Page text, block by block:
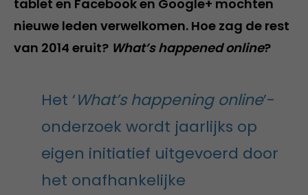
tablet en Facebook en Google+ mochten
nieuwe leden verwelkomen. Hoe zag de rest
van 2014 eruit? What’s happened online?
Het ‘What’s happening online’-
onderzoek wordt jaarlijks op
eigen initiatief uitgevoerd door
het onafhankelijke